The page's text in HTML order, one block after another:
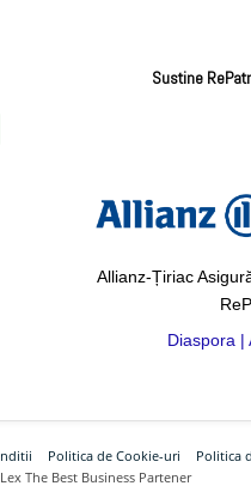
Sustine
Allianz-Țiriac
Diaspora |
Politica de Cookie-uri
Politica
The Best Business Partener